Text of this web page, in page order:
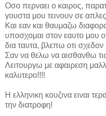
Οσο περναει ο καιρος,
γουστα μου τεινουν σε απλες
Και εαν και θαυμαζω
υποσχομαι στον εαυτο μου
δια ταυτα, βλεπω οτι
Σαν να θελω να αισθανθω
Λειτουργω με αφαιρεση
καλυτερο!!!!
Η ελληνικη κουζινα ειναι
την διατροφη!